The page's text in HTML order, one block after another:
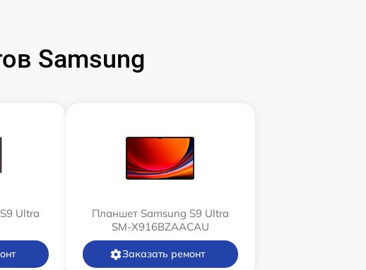
Samsung
Ultra
Планшет Samsung S9 Ultra
SM-X916BZAACAU
Заказать ремонт